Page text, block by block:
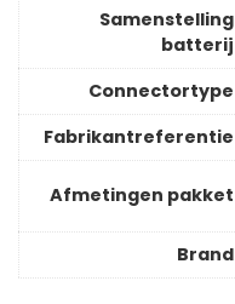
Samenstelling
batterij
Connectortype
Fabrikantreferentie
Afmetingen pakket
Brand